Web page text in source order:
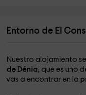
Entorno de El
Nuestro alojamiento
de Dénia, que es uno
vas a encontrar en la